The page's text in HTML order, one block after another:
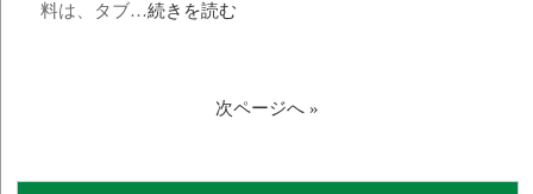
料は、タブ…続きを読む
次ページへ »